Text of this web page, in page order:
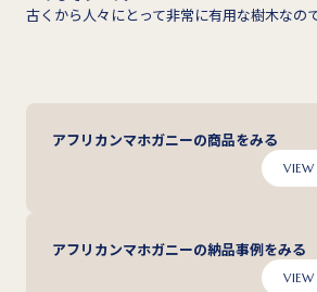
古くから人々にとって非常に有用な樹木なので
アフリカンマホガニーの商品をみる
VIEW
アフリカンマホガニーの納品事例をみる
VIEW